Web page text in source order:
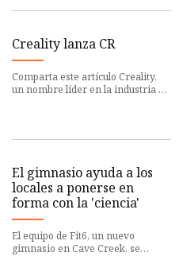
Creality lanza CR
Comparta este artículo Creality,
un nombre líder en la industria de
El gimnasio ayuda a los
locales a ponerse en
forma con la 'ciencia'
El equipo de Fit6, un nuevo
gimnasio en Cave Creek, se